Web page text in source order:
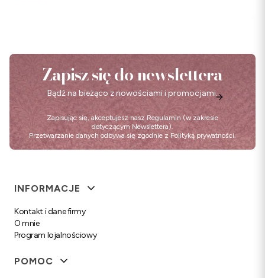
Zapisz się do newslettera
Bądź na bieżąco z nowościami i promocjami.
Zapisując się, akceptujesz nasz Regulamin (w zakresie
dotyczącym Newslettera).
Przetwarzanie danych odbywa się zgodnie z Polityką prywatności.
Linki w stopce
INFORMACJE
Kontakt i dane firmy
O mnie
Program lojalnościowy
POMOC